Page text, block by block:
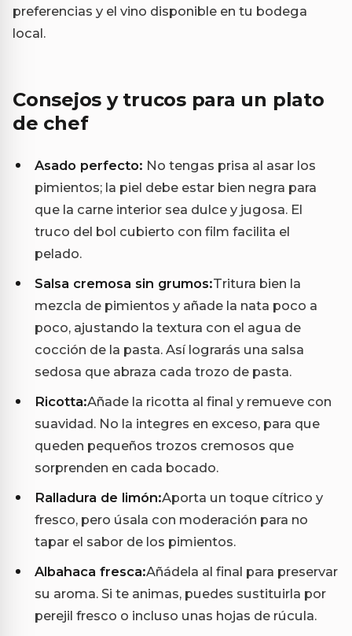
preferencias y el vino disponible en tu bodega
local.
Consejos y trucos para un plato
de chef
Asado perfecto: No tengas prisa al asar los
pimientos; la piel debe estar bien negra para
que la carne interior sea dulce y jugosa. El
truco del bol cubierto con film facilita el
pelado.
Salsa cremosa sin grumos:Tritura bien la
mezcla de pimientos y añade la nata poco a
poco, ajustando la textura con el agua de
cocción de la pasta. Así lograrás una salsa
sedosa que abraza cada trozo de pasta.
Ricotta:Añade la ricotta al final y remueve con
suavidad. No la integres en exceso, para que
queden pequeños trozos cremosos que
sorprenden en cada bocado.
Ralladura de limón:Aporta un toque cítrico y
fresco, pero úsala con moderación para no
tapar el sabor de los pimientos.
Albahaca fresca:Añádela al final para preservar
su aroma. Si te animas, puedes sustituirla por
perejil fresco o incluso unas hojas de rúcula.